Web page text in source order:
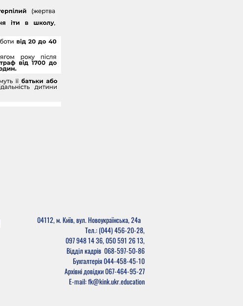
04112, м. Київ, вул. Новоукраїнська, 24а
Тел.: (044) 456-20-28,
097 948 14 36, 050 591 26 13,
Відділ кадрів 068-597-50-86
Бухгалтерія044-458-45-10
Архівні довідки 067-464-95-27
E-mail: fk@kink.ukr.education